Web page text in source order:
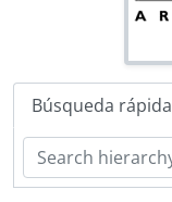
Búsqueda rápida